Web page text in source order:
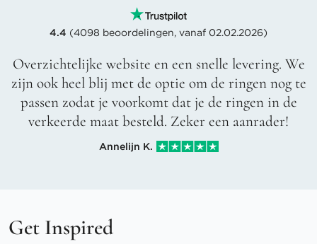
4.4 (4098 beoordelingen, vanaf 02.02.2026)
Overzichtelijke website en een snelle levering. We
zijn ook heel blij met de optie om de ringen nog te
passen zodat je voorkomt dat je de ringen in de
verkeerde maat besteld. Zeker een aanrader!
Annelijn K.
Get Inspired